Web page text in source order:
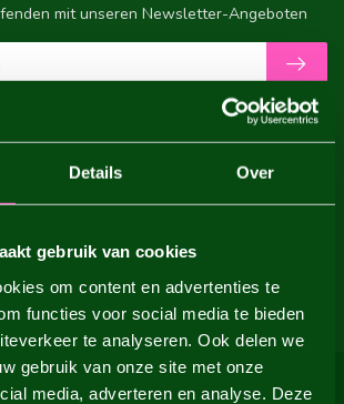
Details Over
gebruik van cookies
om content en advertenties te
functies voor social media te bieden
te analyseren. Ook delen we
gebruik van onze site met onze
media, adverteren en analyse. Deze
unseren Produkten oder Ihrem Einkauf
bitte unsere Kundenservice-Seite. Hier
KUNDENDIENST
mit unseren Newsletter-Angeboten